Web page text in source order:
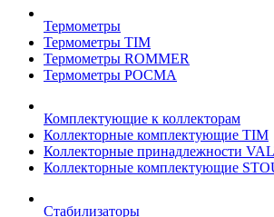
Термометры
Термометры TIM
Термометры ROMMER
Термометры РОСМА
Комплектующие к коллекторам
Коллекторные комплектующие TIM
Коллекторные принадлежности
Коллекторные комплектующие
Стабилизаторы